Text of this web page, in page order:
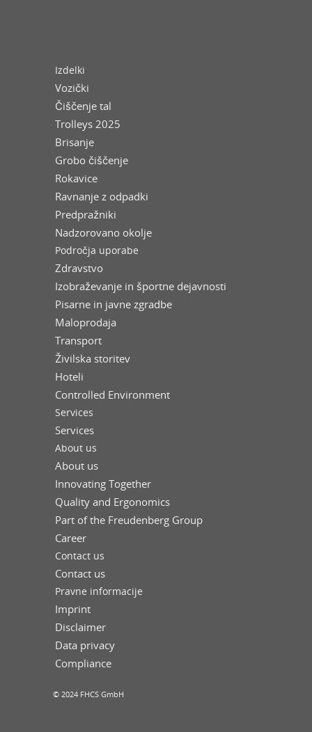
Izdelki
Vozički
Čiščenje tal
Trolleys 2025
Brisanje
Grobo čiščenje
Rokavice
Ravnanje z odpadki
Predpražniki
Nadzorovano okolje
Področja uporabe
Zdravstvo
Izobraževanje in športne dejavnosti
Pisarne in javne zgradbe
Maloprodaja
Transport
Živilska storitev
Hoteli
Controlled Environment
Services
Services
About us
About us
Innovating Together
Quality and Ergonomics
Part of the Freudenberg Group
Career
Contact us
Contact us
Pravne informacije
Imprint
Disclaimer
Data privacy
Compliance
© 2024 FHCS GmbH